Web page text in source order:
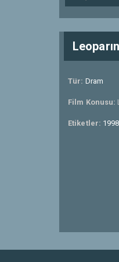
Tür: Dram
Film Konusu:
Etiketler: 1998